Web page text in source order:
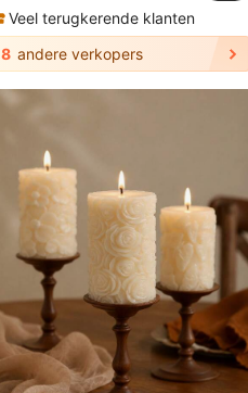
Veel terugkerende klanten
8 andere verkopers